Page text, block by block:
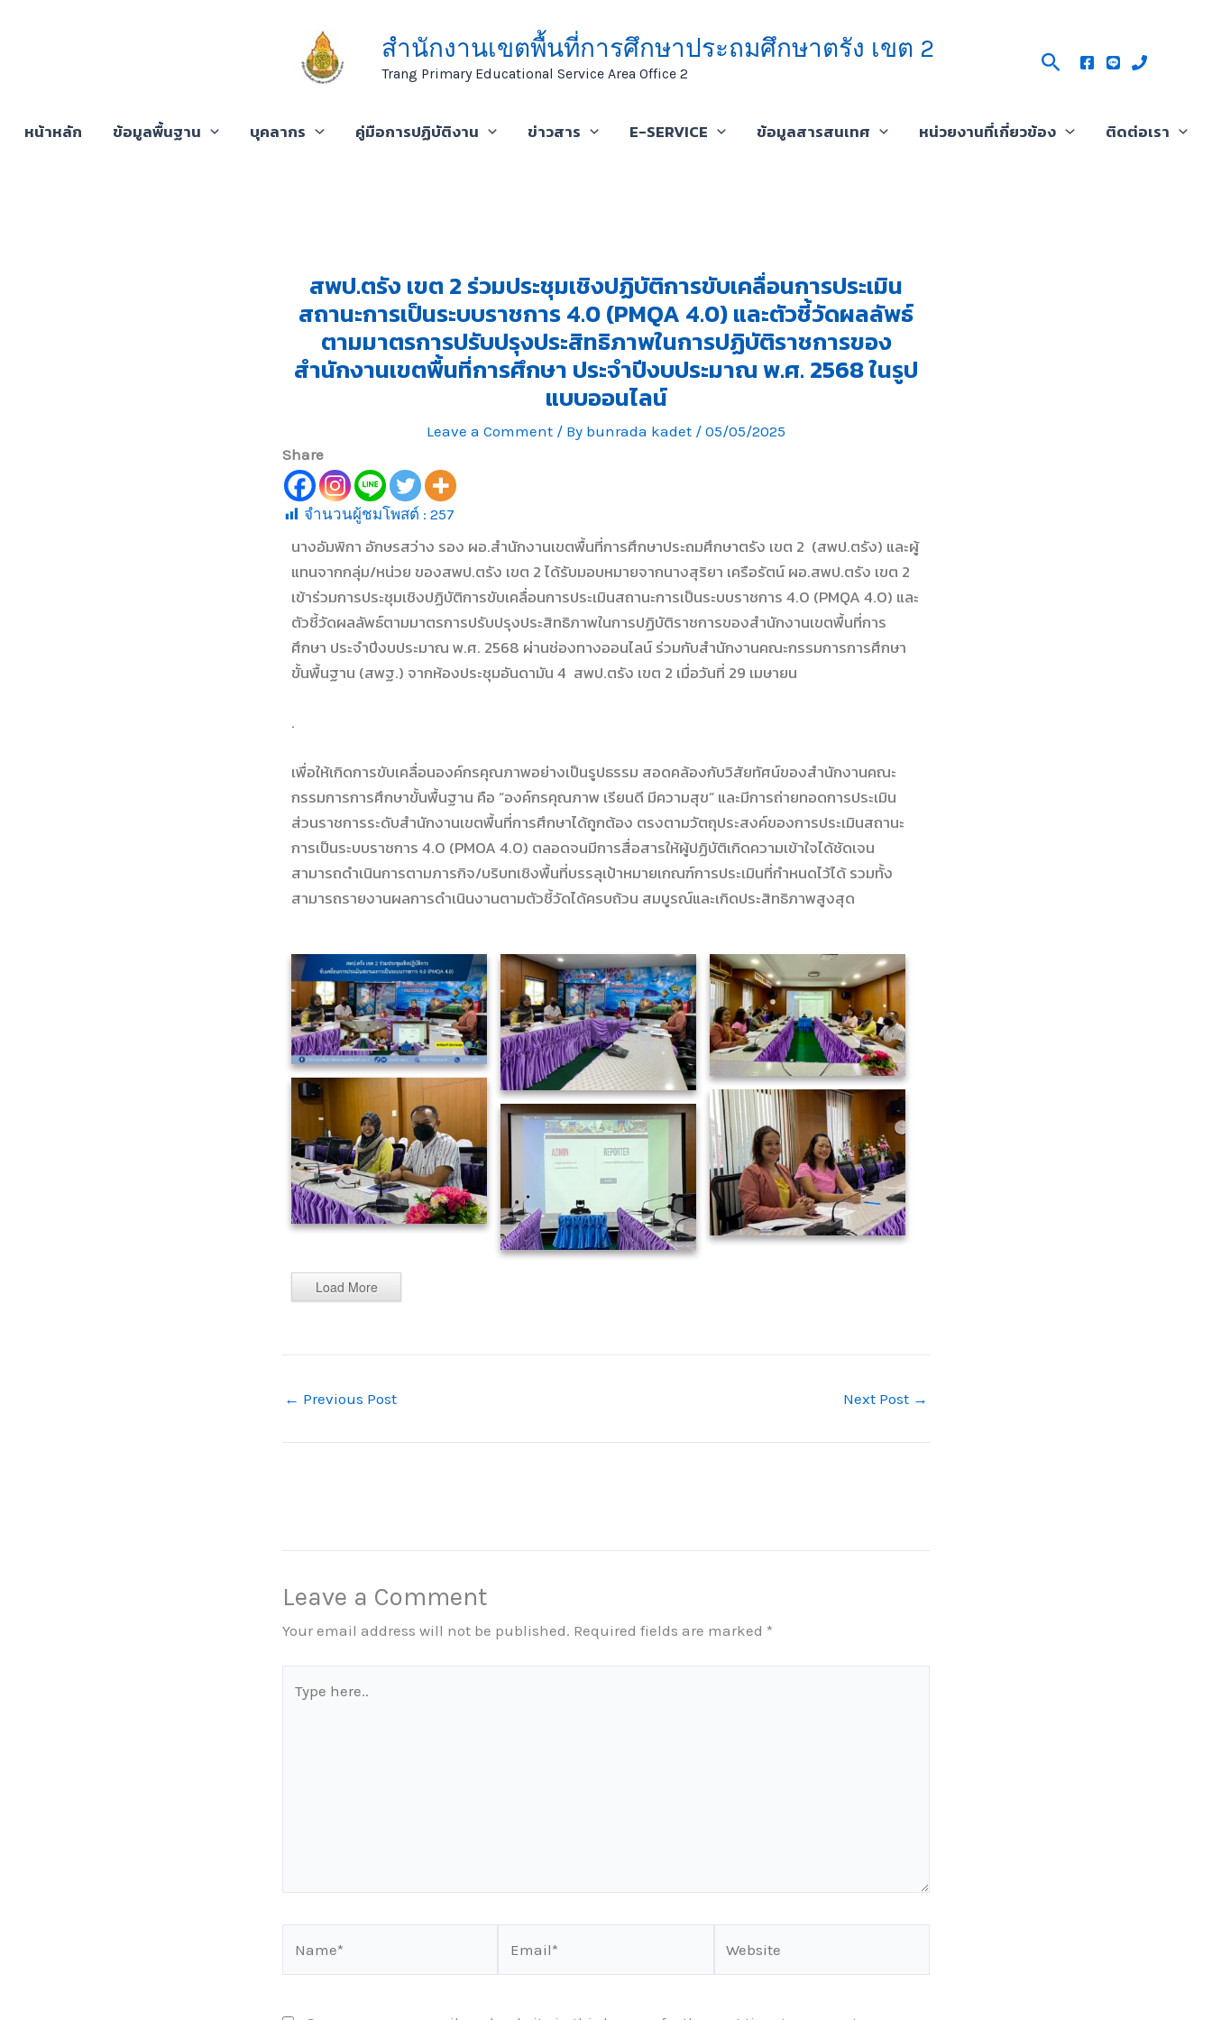
สำนักงานเขตพื้นที่การศึกษาประถมศึกษาตรัง เขต 2
Trang Primary Educational Service Area Office 2
Search
หน้าหลัก ข้อมูลพื้นฐาน บุคลากร คู่มือการปฏิบัติงาน ข่าวสาร E-SERVICE ข้อมูลสารสนเทศ หน่วยงานที่เกี่ยวข้อง ติดต่อเรา
สพป.ตรัง เขต 2 ร่วมประชุมเชิงปฏิบัติการขับเคลื่อนการประเมิน
สถานะการเป็นระบบราชการ 4.0 (PMQA 4.0) และตัวชี้วัดผลลัพธ์
ตามมาตรการปรับปรุงประสิทธิภาพในการปฏิบัติราชการของ
สำนักงานเขตพื้นที่การศึกษา ประจำปีงบประมาณ พ.ศ. 2568 ในรูป
แบบออนไลน์
Leave a Comment / By bunrada kadet / 05/05/2025
Share
จำนวนผู้ชมโพสต์ : 257
นางอัมพิกา อักษรสว่าง รอง ผอ.สำนักงานเขตพื้นที่การศึกษาประถมศึกษาตรัง เขต 2 (สพป.ตรัง) และผู้
แทนจากกลุ่ม/หน่วย ของสพป.ตรัง เขต 2 ได้รับมอบหมายจากนางสุริยา เครือรัตน์ ผอ.สพป.ตรัง เขต 2
เข้าร่วมการประชุมเชิงปฏิบัติการขับเคลื่อนการประเมินสถานะการเป็นระบบราชการ 4.0 (PMQA 4.0) และ
ตัวชี้วัดผลลัพธ์ตามมาตรการปรับปรุงประสิทธิภาพในการปฏิบัติราชการของสำนักงานเขตพื้นที่การ
ศึกษา ประจำปีงบประมาณ พ.ศ. 2568 ผ่านช่องทางออนไลน์ ร่วมกับสำนักงานคณะกรรมการการศึกษา
ขั้นพื้นฐาน (สพฐ.) จากห้องประชุมอันดามัน 4 สพป.ตรัง เขต 2 เมื่อวันที่ 29 เมษายน
.
เพื่อให้เกิดการขับเคลื่อนองค์กรคุณภาพอย่างเป็นรูปธรรม สอดคล้องกับวิสัยทัศน์ของสำนักงานคณะ
กรรมการการศึกษาขั้นพื้นฐาน คือ “องค์กรคุณภาพ เรียนดี มีความสุข” และมีการถ่ายทอดการประเมิน
ส่วนราชการระดับสำนักงานเขตพื้นที่การศึกษาได้ถูกต้อง ตรงตามวัตถุประสงค์ของการประเมินสถานะ
การเป็นระบบราชการ 4.0 (PMOA 4.0) ตลอดจนมีการสื่อสารให้ผู้ปฏิบัติเกิดความเข้าใจได้ชัดเจน
สามารถดำเนินการตามภารกิจ/บริบทเชิงพื้นที่บรรลุเป้าหมายเกณฑ์การประเมินที่กำหนดไว้ได้ รวมทั้ง
สามารถรายงานผลการดำเนินงานตามตัวชี้วัดได้ครบถ้วน สมบูรณ์และเกิดประสิทธิภาพสูงสุด
Load More
← Previous Post Next Post →
Leave a Comment
Your email address will not be published. Required fields are marked *
here..